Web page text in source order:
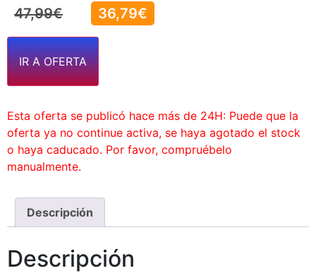
47,99€ 36,79€
IR A OFERTA
Esta oferta se publicó hace más de 24H: Puede que la
oferta ya no continue activa, se haya agotado el stock
o haya caducado. Por favor, compruébelo
manualmente.
Descripción
Descripción